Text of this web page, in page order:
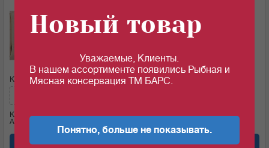
28.25 c
Кол-во (меш.):
Кол-во (кг)25
Артикул: 09243
Сумма:
Добавить в корзину
Новый товар
Уважаемые, Клиенты.
В нашем ассортименте появились Рыбная и
Мясная консервация ТМ БАРС.
Понятно, больше не показывать.